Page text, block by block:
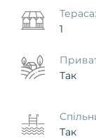
Тераса:
1
Так
Так